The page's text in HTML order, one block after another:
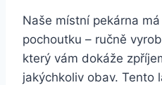
Naše místní pekárna
pochoutku – ručně
který vám dokáže
jakýchkoliv obav. Tento